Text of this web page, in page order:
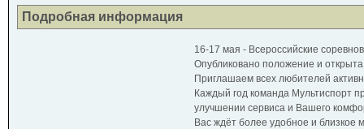
Подробная информация
16-17 мая - Всероссийские
Опубликовано положение и
Приглашаем всех любителей
Каждый год команда Мультиспорт
улучшении сервиса и Вашего
Вас ждёт более удобное и близкое